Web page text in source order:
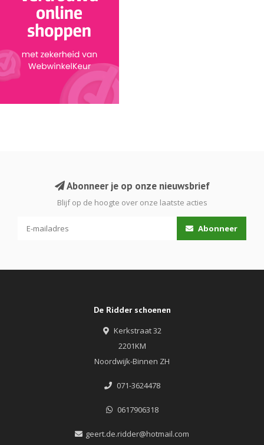
Abonneer je op onze nieuwsbrief
Blijf op de hoogte over onze laatste acties
Abonneer
De Ridder schoenen
Kerkstraat 32
2201KM
Noordwijk-Binnen ZH
071-3624478
0617906318
geert.de.ridder@hotmail.com